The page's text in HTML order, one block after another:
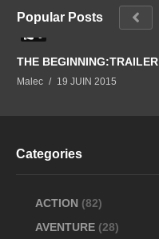
Popular Posts
THE BEGINNING:TRAILER
Malec 19 JUIN 2015
Categories
ACTION (82)
AVENTURE (28)